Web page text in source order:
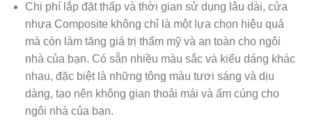
Chi phí lắp đặt thấp và thời gian sử dụng lâu dài, cửa
nhựa Composite không chỉ là một lựa chọn hiệu quả
mà còn làm tăng giá trị thẩm mỹ và an toàn cho ngôi
nhà của bạn. Có sẵn nhiều màu sắc và kiểu dáng khác
nhau, đặc biệt là những tông màu tươi sáng và dịu
dàng, tạo nên không gian thoải mái và ấm cúng cho
ngôi nhà của bạn.